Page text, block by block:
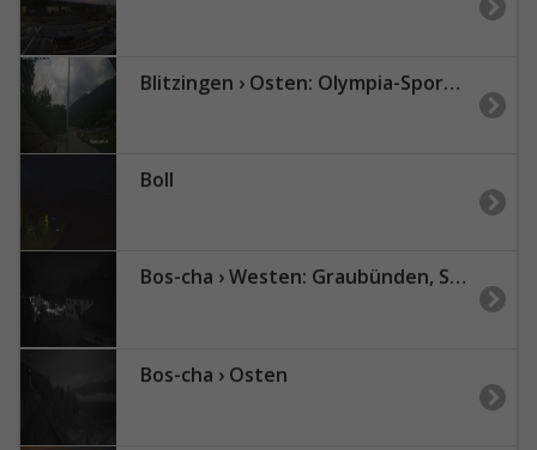
Blitzingen › Osten: Olympia-Sport - Bordstafel
Boll
Bos-cha › Westen: Graubünden, Schweiz - West
Bos-cha › Osten